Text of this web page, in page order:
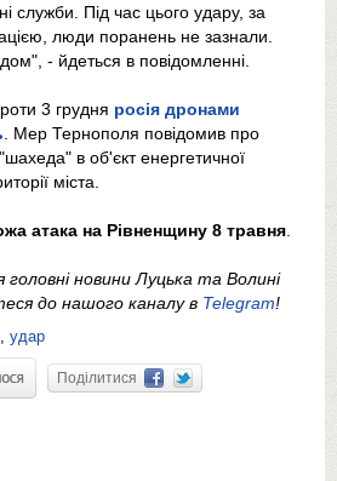
служби. Під час цього удару, за
люди поранень не зазнали.
- йдеться в повідомленні.
3 грудня росія дронами
. Мер Тернополя повідомив про
в об'єкт енергетичної
міста.
атака на Рівненщину 8 травня
новини Луцька та Волині
до нашого каналу в Telegram!
удар
Поділитися